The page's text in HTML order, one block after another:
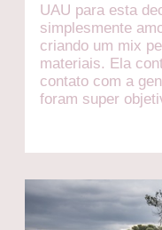
UAU para esta
simplesmente
criando um mix
materiais. Ela
contato com a
foram super